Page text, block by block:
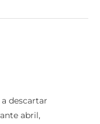
descartar
abril,